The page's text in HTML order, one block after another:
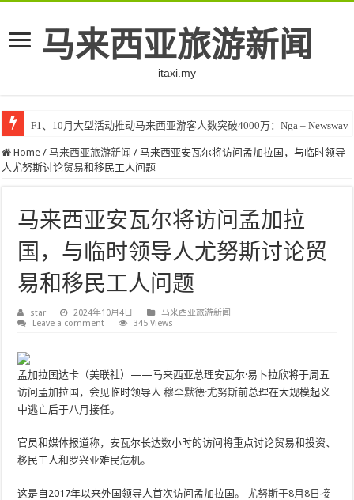
马来西亚旅游新闻
itaxi.my
F1、10月大型活动推动马来西亚游客人数突破4000万：Nga – Newswav
Home / 马来西亚旅游新闻 / 马来西亚安瓦尔将访问孟加拉国，与临时领导
人尤努斯讨论贸易和移民工人问题
马来西亚安瓦尔将访问孟加拉
国，与临时领导人尤努斯讨论贸
易和移民工人问题
star 2024年10月4日
马来西亚旅游新闻
Leave a comment
345 Views
孟加拉国达卡（美联社）——马来西亚总理安瓦尔·易卜拉欣将于周五
访问孟加拉国，会见临时领导人穆罕默德·尤努斯前总理在大规模起义
中逃亡后于八月接任。
官员和媒体报道称，安瓦尔长达数小时的访问将重点讨论贸易和投资、
移民工人和罗兴亚难民危机。
这是自2017年以来外国领导人首次访问孟加拉国。尤努斯于8月8日接